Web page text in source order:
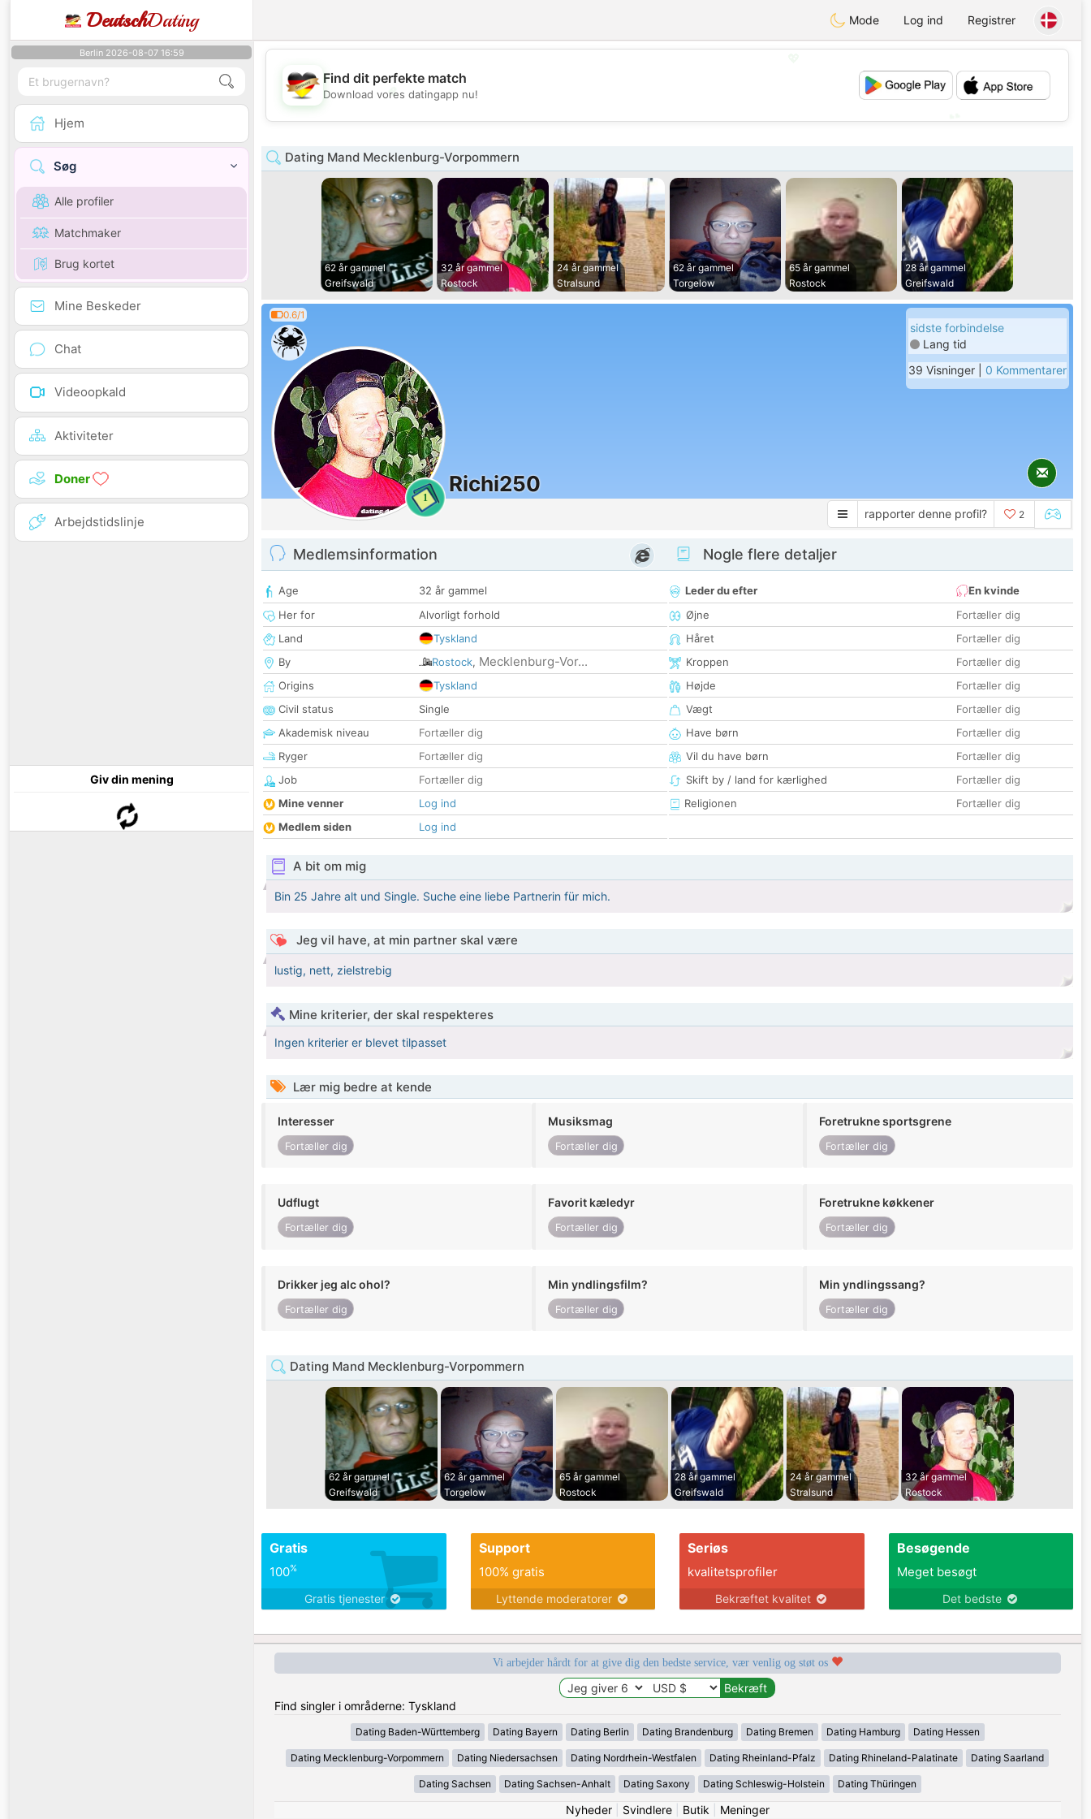
DeutschDating Mode Log ind Registrer
Berlin 2026-08-07 16:59
Hjem
Søg
Alle profiler
Matchmaker
Brug kortet
Mine Beskeder
Chat
Videoopkald
Aktiviteter
Doner
Arbejdstidslinje
Giv din mening
💖
💕
Find dit perfekte match
Download vores datingapp nu!
Dating Mand Mecklenburg-Vorpommern
62 år gammel
Greifswald
32 år gammel
Rostock
24 år gammel
Stralsund
62 år gammel
Torgelow
65 år gammel
Rostock
28 år gammel
Greifswald
0.6/1
1
Richi250
sidste forbindelse
Lang tid
39 Visninger | 0 Kommentarer
rapporter denne profil? 2
Medlemsinformation
Age
32 år gammel
Her for
Alvorligt forhold
Land
Tyskland
By
Rostock, Mecklenburg-Vor...
Origins
Tyskland
Civil status
Single
Akademisk niveau
Fortæller dig
Ryger
Fortæller dig
Job
Fortæller dig
Mine venner
Log ind
Medlem siden
Log ind
Nogle flere detaljer
Leder du efter
En kvinde
Øjne
Fortæller dig
Håret
Fortæller dig
Kroppen
Fortæller dig
Højde
Fortæller dig
Vægt
Fortæller dig
Have børn
Fortæller dig
Vil du have børn
Fortæller dig
Skift by / land for kærlighed
Fortæller dig
Religionen
Fortæller dig
A bit om mig
Bin 25 Jahre alt und Single. Suche eine liebe Partnerin für mich.
Jeg vil have, at min partner skal være
lustig, nett, zielstrebig
Mine kriterier, der skal respekteres
Ingen kriterier er blevet tilpasset
Lær mig bedre at kende
Interesser
Fortæller dig
Musiksmag
Fortæller dig
Foretrukne sportsgrene
Fortæller dig
Udflugt
Fortæller dig
Favorit kæledyr
Fortæller dig
Foretrukne køkkener
Fortæller dig
Drikker jeg alc ohol?
Fortæller dig
Min yndlingsfilm?
Fortæller dig
Min yndlingssang?
Fortæller dig
Dating Mand Mecklenburg-Vorpommern
62 år gammel
Greifswald
62 år gammel
Torgelow
65 år gammel
Rostock
28 år gammel
Greifswald
24 år gammel
Stralsund
32 år gammel
Rostock
Gratis
100%
Gratis tjenester
Support
100% gratis
Lyttende moderatorer
Seriøs
kvalitetsprofiler
Bekræftet kvalitet
Besøgende
Meget besøgt
Det bedste
Vi arbejder hårdt for at give dig den bedste service, vær venlig og støt os
Find singler i områderne: Tyskland
Dating Baden-Württemberg Dating Bayern Dating Berlin Dating Brandenburg Dating Bremen Dating Hamburg Dating Hessen
Dating Mecklenburg-Vorpommern Dating Niedersachsen Dating Nordrhein-Westfalen Dating Rheinland-Pfalz Dating Rhineland-Palatinate Dating Saarland
Dating Sachsen Dating Sachsen-Anhalt Dating Saxony Dating Schleswig-Holstein Dating Thüringen
Nyheder| Svindlere| Butik Meninger